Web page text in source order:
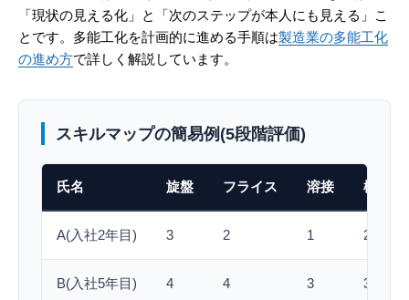
「現状の見える化」と「次のステップが本人にも見える」こ
とです。多能工化を計画的に進める手順は製造業の多能工化
の進め方で詳しく解説しています。
スキルマップの簡易例(5段階評価)
氏名 旋盤 フライス 溶接 検査
A(入社2年目) 3 2 1 2
B(入社5年目) 4 4 3 3